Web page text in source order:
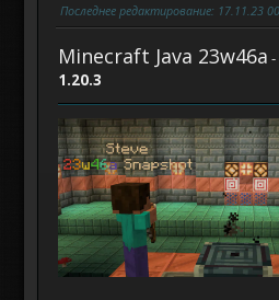
Последнее редактирование: 17.11.23
Minecraft Java 23w46a
1.20.3